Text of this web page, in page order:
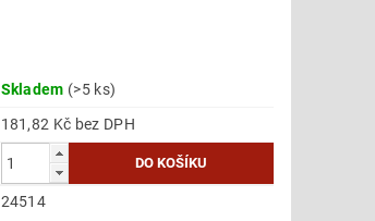
Skladem (>5 ks)
181,82 Kč bez DPH
24514